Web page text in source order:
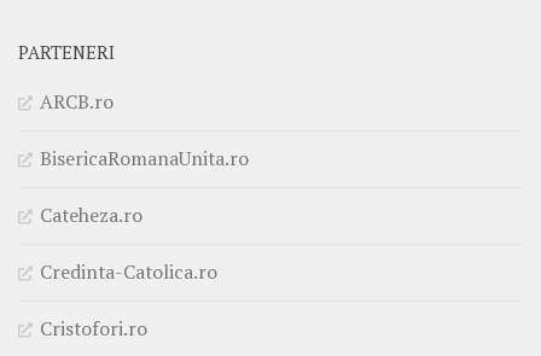
PARTENERI
ARCB.ro
BisericaRomanaUnita.ro
Cateheza.ro
Credinta-Catolica.ro
Cristofori.ro